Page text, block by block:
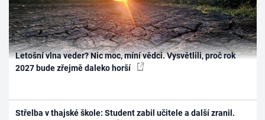
Letošní vlna veder? Nic moc, míní vědci. Vysvětlili, proč rok
2027 bude zřejmě daleko horší
Střelba v thajské škole: Student zabil učitele a další zranil.